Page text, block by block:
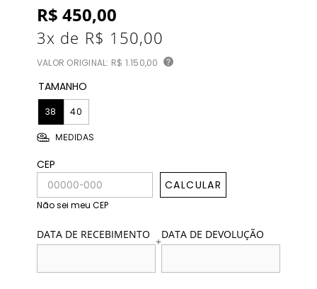
R$ 450,00
3x de R$ 150,00
VALOR ORIGINAL: R$ 1.150,00 ?
TAMANHO
38 40
MEDIDAS
CEP
CALCULAR
Não sei meu CEP
DATA DE RECEBIMENTO +DATA DE DEVOLUÇÃO